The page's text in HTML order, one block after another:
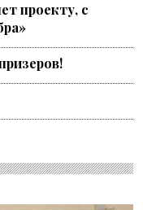
проекту, с